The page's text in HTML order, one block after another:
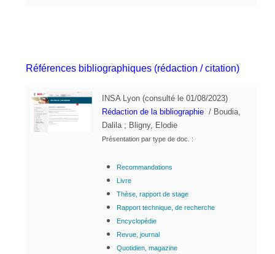
Références bibliographiques (rédaction / citation)
INSA Lyon (consulté le 01/08/2023)
Rédaction de la bibliographie / Boudia,
Dalila ; Bligny, Elodie
Présentation par type de doc. :
Recommandations
Livre
Thèse, rapport de stage
Rapport technique, de recherche
Encyclopédie
Revue, journal
Quotidien, magazine